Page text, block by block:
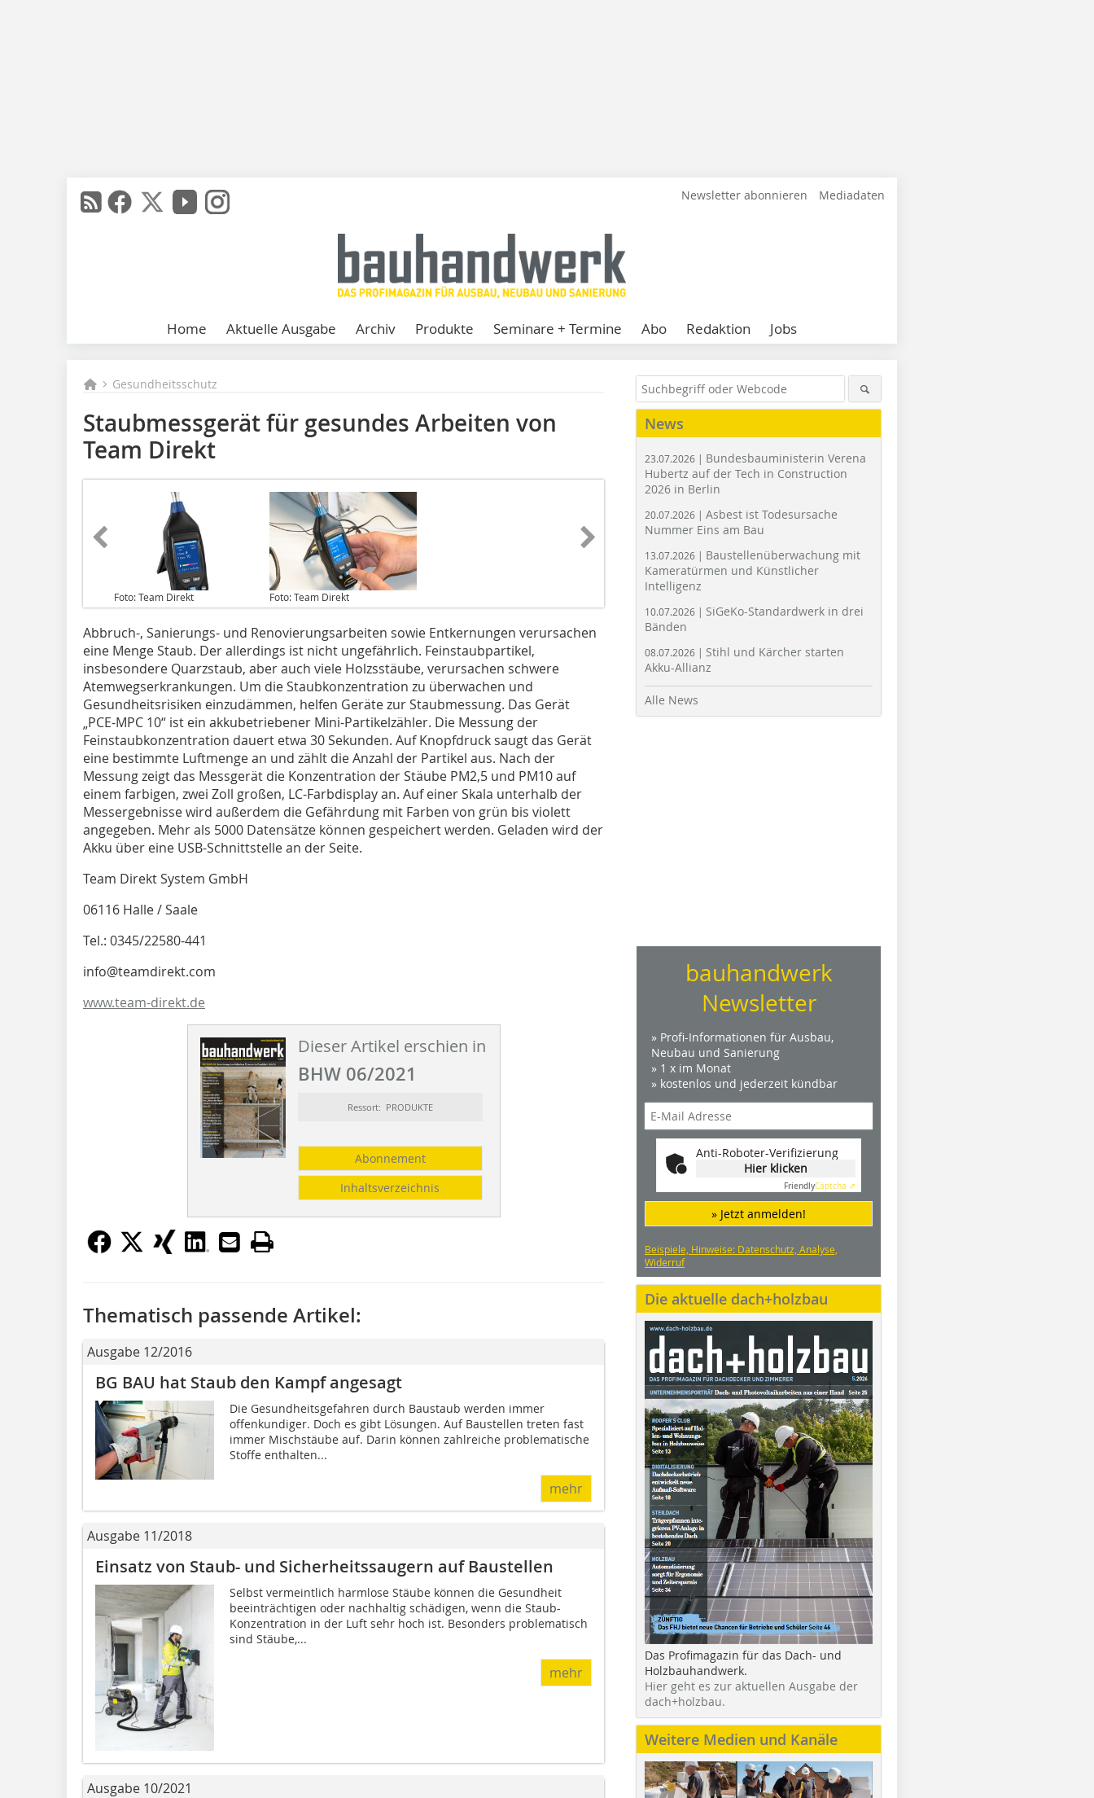
Newsletter abonnieren Mediadaten
Home Aktuelle Ausgabe Archiv Produkte Seminare + Termine Abo Redaktion Jobs
Gesundheitsschutz
Staubmessgerät für gesundes Arbeiten von
Team Direkt
Foto: Team Direkt Foto: Team Direkt
Abbruch-, Sanierungs- und Renovierungsarbeiten sowie Entkernungen verursachen
eine Menge Staub. Der allerdings ist nicht ungefährlich. Feinstaubpartikel,
insbesondere Quarzstaub, aber auch viele Holzsstäube, verursachen schwere
Atemwegserkrankungen. Um die Staubkonzentration zu überwachen und
Gesundheitsrisiken einzudämmen, helfen Geräte zur Staubmessung. Das Gerät
„PCE-MPC 10“ ist ein akkubetriebener Mini-Partikelzähler. Die Messung der
Feinstaubkonzentration dauert etwa 30 Sekunden. Auf Knopfdruck saugt das Gerät
eine bestimmte Luftmenge an und zählt die Anzahl der Partikel aus. Nach der
Messung zeigt das Messgerät die Konzentration der Stäube PM2,5 und PM10 auf
einem farbigen, zwei Zoll großen, LC-Farbdisplay an. Auf einer Skala unterhalb der
Messergebnisse wird außerdem die Gefährdung mit Farben von grün bis violett
angegeben. Mehr als 5000 Datensätze können gespeichert werden. Geladen wird der
Akku über eine USB-Schnittstelle an der Seite.
Team Direkt System GmbH
06116 Halle / Saale
Tel.: 0345/22580-441
info@teamdirekt.com
www.team-direkt.de
Dieser Artikel erschien in
BHW 06/2021
Ressort: PRODUKTE
Abonnement
Inhaltsverzeichnis
Thematisch passende Artikel:
Ausgabe 12/2016
BG BAU hat Staub den Kampf angesagt
Die Gesundheitsgefahren durch Baustaub werden immer
offenkundiger. Doch es gibt Lösungen. Auf Baustellen treten fast
immer Mischstäube auf. Darin können zahlreiche problematische
Stoffe enthalten...
mehr
Ausgabe 11/2018
Einsatz von Staub- und Sicherheitssaugern auf Baustellen
Selbst vermeintlich harmlose Stäube können die Gesundheit
beeinträchtigen oder nachhaltig schädigen, wenn die Staub-
Konzentration in der Luft sehr hoch ist. Besonders problematisch
sind Stäube,...
mehr
Ausgabe 10/2021
News
23.07.2026 | Bundesbauministerin Verena
Hubertz auf der Tech in Construction
2026 in Berlin
20.07.2026 | Asbest ist Todesursache
Nummer Eins am Bau
13.07.2026 | Baustellenüberwachung mit
Kameratürmen und Künstlicher
Intelligenz
10.07.2026 | SiGeKo-Standardwerk in drei
Bänden
08.07.2026 | Stihl und Kärcher starten
Akku-Allianz
Alle News
bauhandwerk
Newsletter
» Profi-Informationen für Ausbau,
Neubau und Sanierung
» 1 x im Monat
» kostenlos und jederzeit kündbar
Anti-Roboter-Verifizierung
Hier klicken
FriendlyCaptcha ⇗
» Jetzt anmelden!
Beispiele, Hinweise: Datenschutz, Analyse,
Widerruf
Die aktuelle dach+holzbau
Das Profimagazin für das Dach- und
Holzbauhandwerk.
Hier geht es zur aktuellen Ausgabe der
dach+holzbau.
Weitere Medien und Kanäle